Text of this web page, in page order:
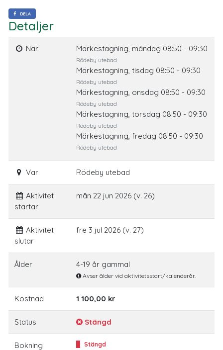
DELA
Detaljer
När Märkestagning, måndag 08:50 - 09:30
Rödeby utebad
Märkestagning, tisdag 08:50 - 09:30
Rödeby utebad
Märkestagning, onsdag 08:50 - 09:30
Rödeby utebad
Märkestagning, torsdag 08:50 - 09:30
Rödeby utebad
Märkestagning, fredag 08:50 - 09:30
Rödeby utebad
Var Rödeby utebad
Aktivitet
startar
mån 22 jun 2026 (v. 26)
Aktivitet
slutar
fre 3 jul 2026 (v. 27)
Ålder 4-19 år gammal
Avser ålder vid aktivitetsstart/kalenderår.
Kostnad 1 100,00 kr
Status Stängd
Bokning Stängd